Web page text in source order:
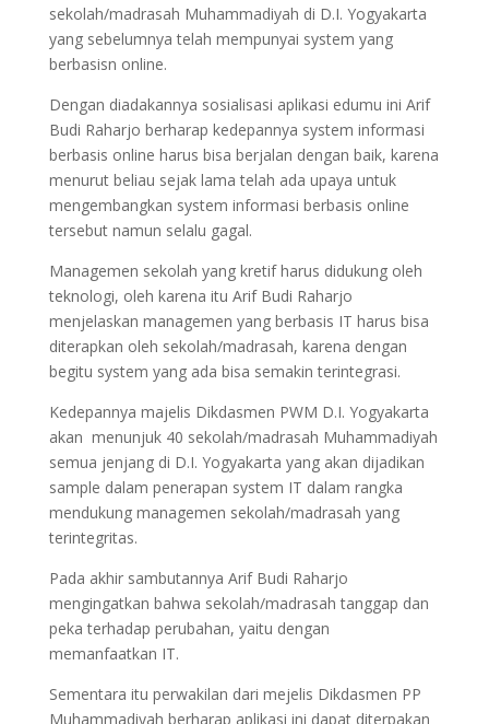
sekolah/madrasah Muhammadiyah di D.I. Yogyakarta
yang sebelumnya telah mempunyai system yang
berbasisn online.
Dengan diadakannya sosialisasi aplikasi edumu ini Arif
Budi Raharjo berharap kedepannya system informasi
berbasis online harus bisa berjalan dengan baik, karena
menurut beliau sejak lama telah ada upaya untuk
mengembangkan system informasi berbasis online
tersebut namun selalu gagal.
Managemen sekolah yang kretif harus didukung oleh
teknologi, oleh karena itu Arif Budi Raharjo
menjelaskan managemen yang berbasis IT harus bisa
diterapkan oleh sekolah/madrasah, karena dengan
begitu system yang ada bisa semakin terintegrasi.
Kedepannya majelis Dikdasmen PWM D.I. Yogyakarta
akan menunjuk 40 sekolah/madrasah Muhammadiyah
semua jenjang di D.I. Yogyakarta yang akan dijadikan
sample dalam penerapan system IT dalam rangka
mendukung managemen sekolah/madrasah yang
terintegritas.
Pada akhir sambutannya Arif Budi Raharjo
mengingatkan bahwa sekolah/madrasah tanggap dan
peka terhadap perubahan, yaitu dengan
memanfaatkan IT.
Sementara itu perwakilan dari mejelis Dikdasmen PP
Muhammadiyah berharap aplikasi ini dapat diterpakan